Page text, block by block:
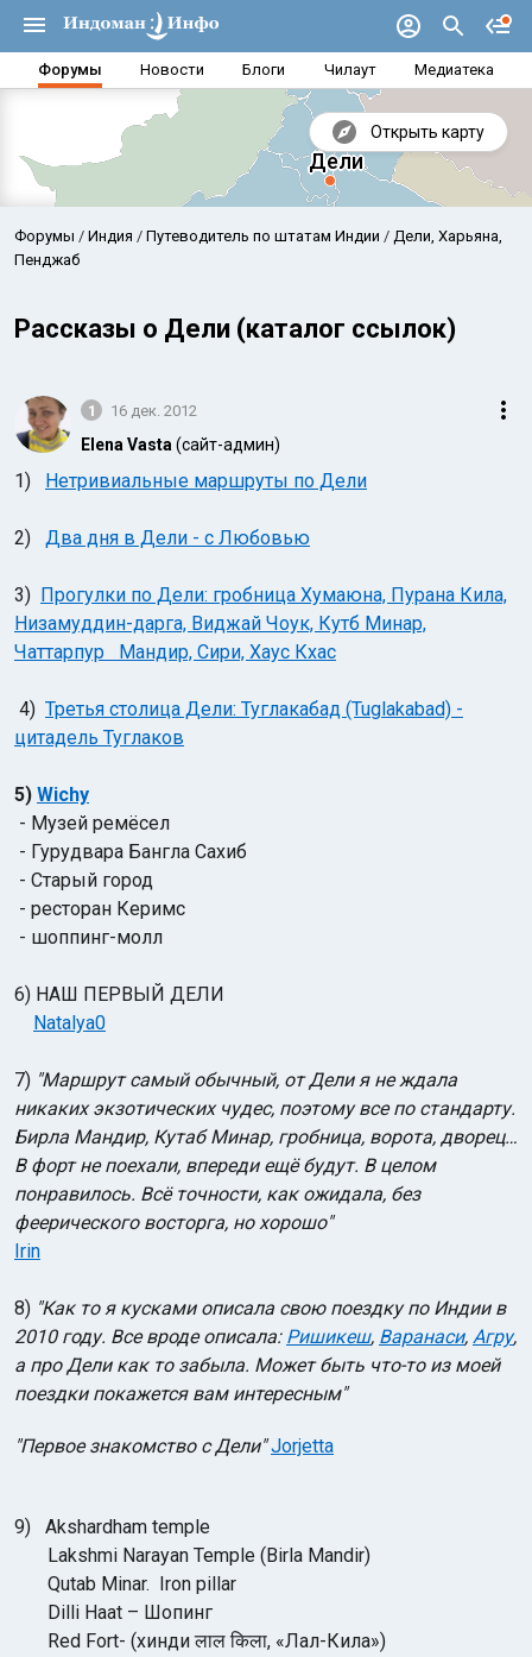
Форумы Новости Блоги Чилаут Медиатека
Открыть карту
Аравийское море
Форумы Индия Путеводитель по штатам Индии
Дели, Харьяна,
Пенджаб
Рассказы о Дели (каталог ссылок)
1 16 дек. 2012
Elena Vasta (сайт-админ)
1) Нетривиальные маршруты по Дели
2) Два дня в Дели - с Любовью
3) Прогулки по Дели: гробница Хумаюна, Пурана Кила,
Низамуддин-дарга, Виджай Чоук, Кутб Минар,
Чаттарпур Мандир, Сири, Хаус Кхас
4) Третья столица Дели: Туглакабад (Tuglakabad) -
цитадель Туглаков
5) Wichy
- Музей ремёсел
- Гурудвара Бангла Сахиб
- Старый город
- ресторан Керимс
- шоппинг-молл
6) НАШ ПЕРВЫЙ ДЕЛИ
Natalya0
7) "Маршрут самый обычный, от Дели я не ждала
никаких экзотических чудес, поэтому все по стандарту.
Бирла Мандир, Кутаб Минар, гробница, ворота, дворец…
В форт не поехали, впереди ещё будут. В целом
понравилось. Всё точности, как ожидала, без
феерического восторга, но хорошо"
Irin
8) "Как то я кусками описала свою поездку по Индии в
2010 году. Все вроде описала: Ришикеш, Варанаси, Агру,
а про Дели как то забыла. Может быть что-то из моей
поездки покажется вам интересным"
"Первое знакомство с Дели" Jorjetta
9) Akshardham temple
Lakshmi Narayan Temple (Birla Mandir)
Qutаb Minar. Iron pillar
Dilli Haat – Шопинг
Red Fort- (хинди लाल किला, «Лал-Кила»)